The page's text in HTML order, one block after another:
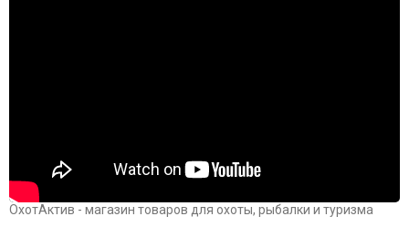
ОхотАктив - магазин товаров для охоты, рыбалки и туризма